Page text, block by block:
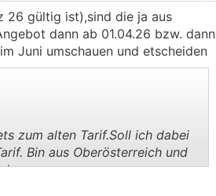
26 gültig ist),sind die ja aus
dann ab 01.04.26 bzw. dann
Juni umschauen und etscheiden
zum alten Tarif.Soll ich dabei
Bin aus Oberösterreich und